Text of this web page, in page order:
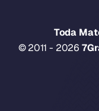
Toda
© 2011 - 2026